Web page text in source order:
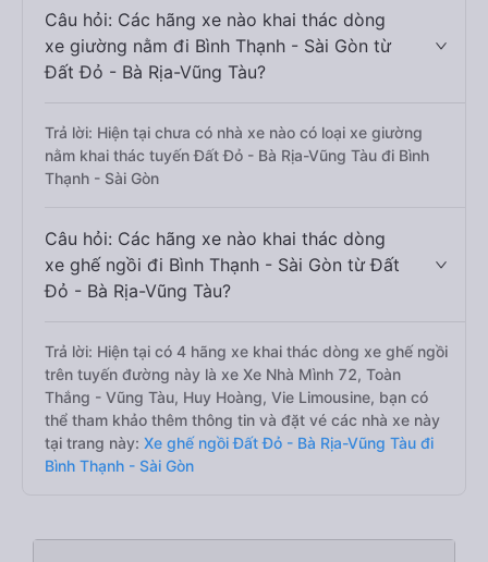
Câu hỏi: Các hãng xe nào khai thác dòng
xe giường nằm đi Bình Thạnh - Sài Gòn từ
Đất Đỏ - Bà Rịa-Vũng Tàu?
Trả lời: Hiện tại chưa có nhà xe nào có loại xe giường
nằm khai thác tuyến Đất Đỏ - Bà Rịa-Vũng Tàu đi Bình
Thạnh - Sài Gòn
Câu hỏi: Các hãng xe nào khai thác dòng
xe ghế ngồi đi Bình Thạnh - Sài Gòn từ Đất
Đỏ - Bà Rịa-Vũng Tàu?
Trả lời: Hiện tại có 4 hãng xe khai thác dòng xe ghế ngồi
trên tuyến đường này là xe Xe Nhà Mình 72, Toàn
Thắng - Vũng Tàu, Huy Hoàng, Vie Limousine, bạn có
thể tham khảo thêm thông tin và đặt vé các nhà xe này
tại trang này: Xe ghế ngồi Đất Đỏ - Bà Rịa-Vũng Tàu đi
Bình Thạnh - Sài Gòn